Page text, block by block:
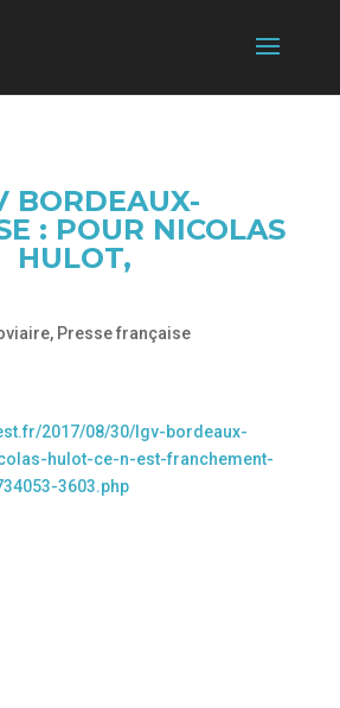
BORDEAUX-
: POUR NICOLAS
HULOT,
, Presse française
2017/08/30/lgv-bordeaux-
hulot-ce-n-est-franchement-
3603.php